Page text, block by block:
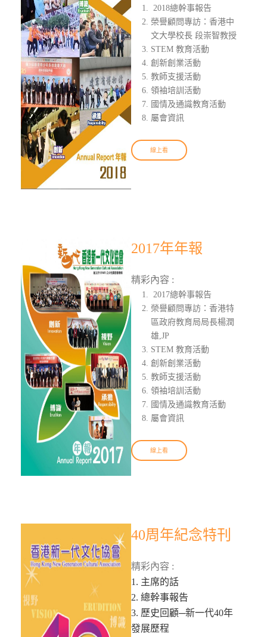
2018總幹事報告
榮譽顧問專訪：香港中
文大學校長 段崇智教授
STEM 教育活動
創新創業活動
教師支援活動
領袖培訓活動
國情及通識教育活動
屬會資訊
線上看
2017年年報
精彩內容 :
2017總幹事報告
榮譽顧問專訪：香港特
區政府教育局局長楊潤
雄,JP
STEM 教育活動
創新創業活動
教師支援活動
領袖培訓活動
國情及通識教育活動
屬會資訊
線上看
40周年紀念特刊
精彩內容 :
1. 主席的話
2. 總幹事報告
3. 歷史回顧─新一代40年
發展歷程